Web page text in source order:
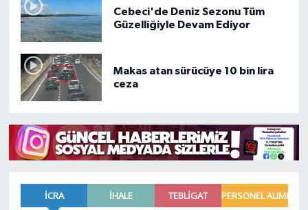
Cebeci'de Deniz Sezonu Tüm
Güzelliğiyle Devam Ediyor
Makas atan sürücüye 10 bin lira
ceza